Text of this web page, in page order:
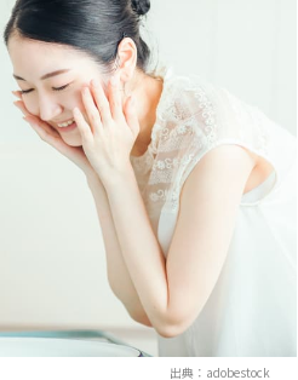
出典：adobestock